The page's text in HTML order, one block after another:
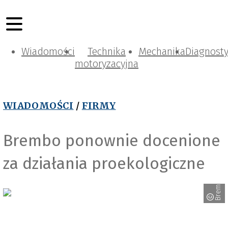
Wiadomości
Technika
motoryzacyjna
Mechanika
WIADOMOŚCI / FIRMY
Brembo ponownie docenione
za działania proekologiczne
Brembo